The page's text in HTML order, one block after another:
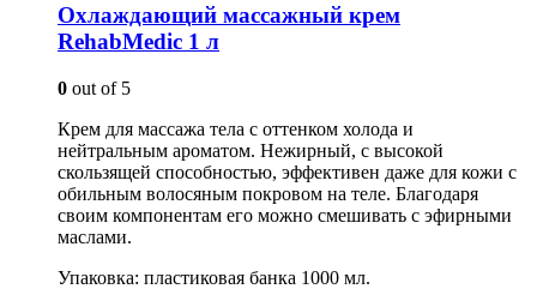
Охлаждающий массажный крем
RehabMedic 1 л
0 out of 5
Крем для массажа тела с оттенком холода и
нейтральным ароматом. Нежирный, с высокой
скользящей способностью, эффективен даже для кожи с
обильным волосяным покровом на теле. Благодаря
своим компонентам его можно смешивать с эфирными
маслами.
Упаковка: пластиковая банка 1000 мл.